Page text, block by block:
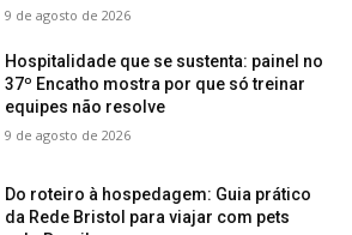
9 de agosto de 2026
Hospitalidade que se sustenta: painel no
37º Encatho mostra por que só treinar
equipes não resolve
9 de agosto de 2026
Do roteiro à hospedagem: Guia prático
da Rede Bristol para viajar com pets